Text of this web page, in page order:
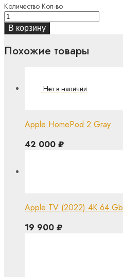
Количество Кол-во
В корзину
Похожие товары
Apple HomePod 2 Gray
42 000 ₽
Apple TV (2022) 4K 64 Gb
19 900 ₽